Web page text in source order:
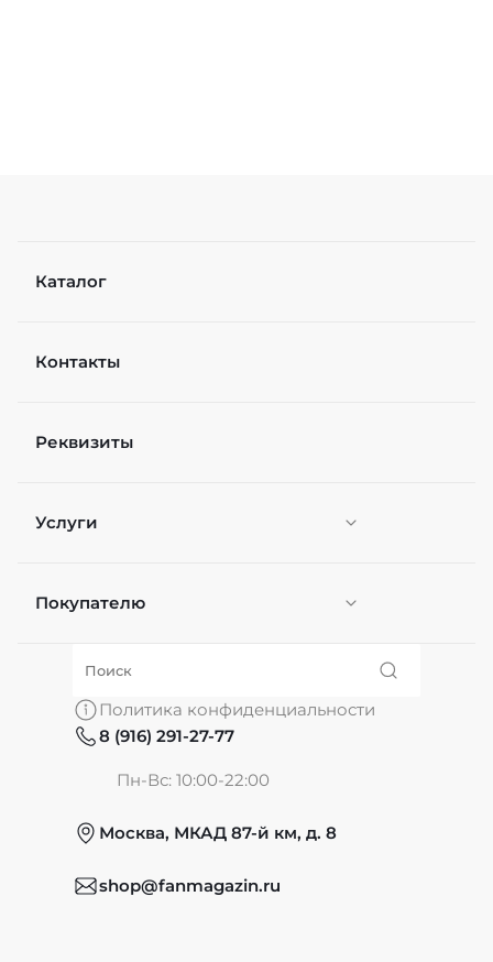
Каталог
Контакты
Реквизиты
Услуги
Персонификация
Покупателю
О нас
Обмен и возврат
Политика конфиденциальности
8 (916) 291-27-77
Пн-Вс: 10:00-22:00
Москва, МКАД 87-й км, д. 8
shop@fanmagazin.ru